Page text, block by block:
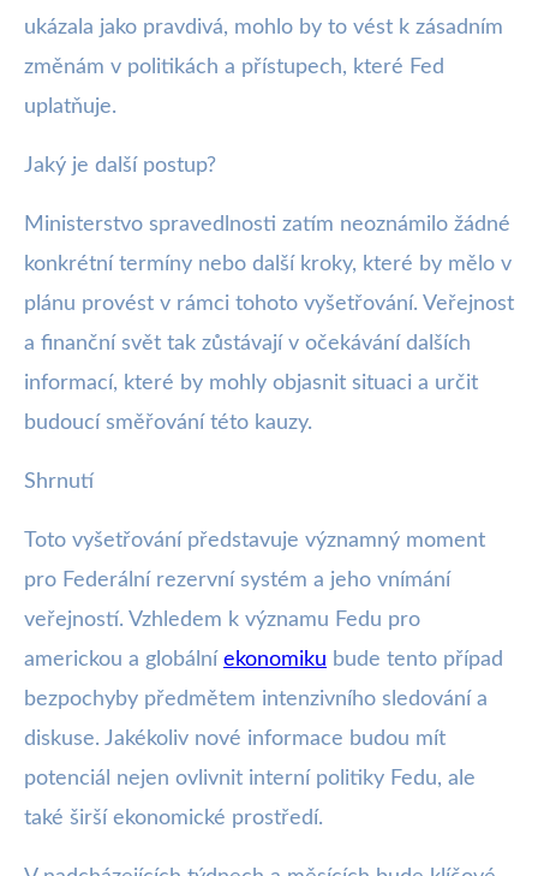
ukázala jako pravdivá, mohlo by to vést k zásadním
změnám v politikách a přístupech, které Fed
uplatňuje.
Jaký je další postup?
Ministerstvo spravedlnosti zatím neoznámilo žádné
konkrétní termíny nebo další kroky, které by mělo v
plánu provést v rámci tohoto vyšetřování. Veřejnost
a finanční svět tak zůstávají v očekávání dalších
informací, které by mohly objasnit situaci a určit
budoucí směřování této kauzy.
Shrnutí
Toto vyšetřování představuje významný moment
pro Federální rezervní systém a jeho vnímání
veřejností. Vzhledem k významu Fedu pro
americkou a globální ekonomiku bude tento případ
bezpochyby předmětem intenzivního sledování a
diskuse. Jakékoliv nové informace budou mít
potenciál nejen ovlivnit interní politiky Fedu, ale
také širší ekonomické prostředí.